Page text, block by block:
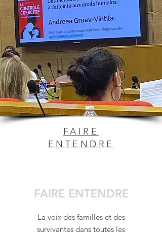
FAIRE
ENTENDRE
FAIRE ENTENDRE
La voix des familles et des
survivantes dans toutes les